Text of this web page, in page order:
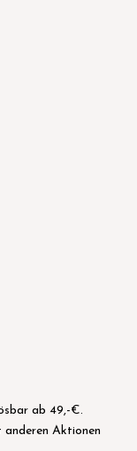
ab 49,-€.
Aktionen